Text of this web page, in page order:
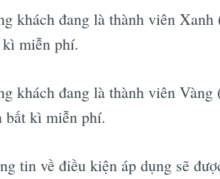
khách đang là thành viên
miễn phí.
khách đang là thành viên
bất kì miễn phí.
tin về điều kiện áp dụng sẽ